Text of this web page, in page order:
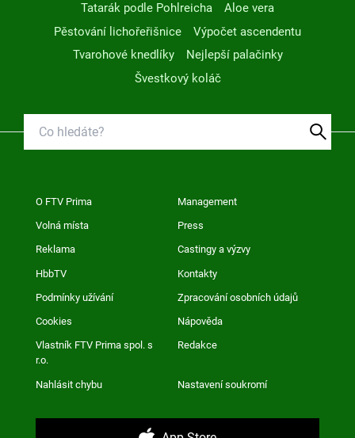
Tatarák podle Pohlreicha
Aloe vera
Pěstování lichořeřišnice
Výpočet ascendentu
Tvarohové knedlíky
Nejlepší palačinky
Švestkový koláč
O FTV Prima Management
Volná místa Press
Reklama Castingy a výzvy
HbbTV Kontakty
Podmínky užívání Zpracování osobních údajů
Cookies Nápověda
Vlastník FTV Prima spol. s
r.o.
Redakce
Nahlásit chybu Nastavení soukromí